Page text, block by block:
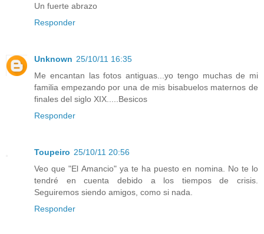
Un fuerte abrazo
Responder
Unknown 25/10/11 16:35
Me encantan las fotos antiguas...yo tengo muchas de mi
familia empezando por una de mis bisabuelos maternos de
finales del siglo XIX.....Besicos
Responder
Toupeiro 25/10/11 20:56
Veo que "El Amancio" ya te ha puesto en nomina. No te lo
tendré en cuenta debido a los tiempos de crisis.
Seguiremos siendo amigos, como si nada.
Responder